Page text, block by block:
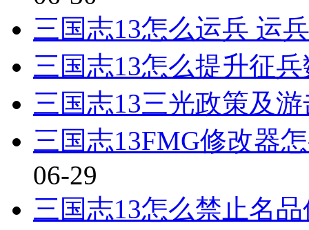
三国志13怎么运兵 运
三国志13怎么提升征
三国志13三光政策及
三国志13FMG修改器
06-29
三国志13怎么禁止名